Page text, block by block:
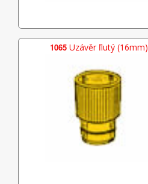
1065Uzávěr ľlutý (16mm)